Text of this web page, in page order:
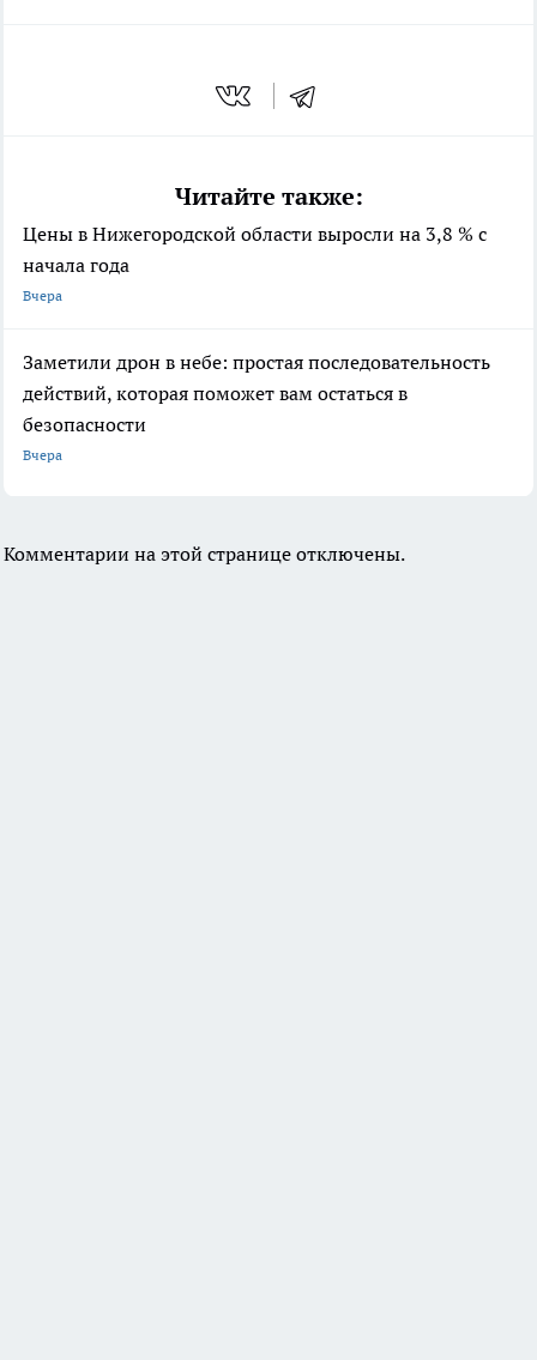
Читайте также:
Цены в Нижегородской области выросли на 3,8 % с
начала года
Вчера
Заметили дрон в небе: простая последовательность
действий, которая поможет вам остаться в
безопасности
Вчера
Комментарии на этой странице отключены.